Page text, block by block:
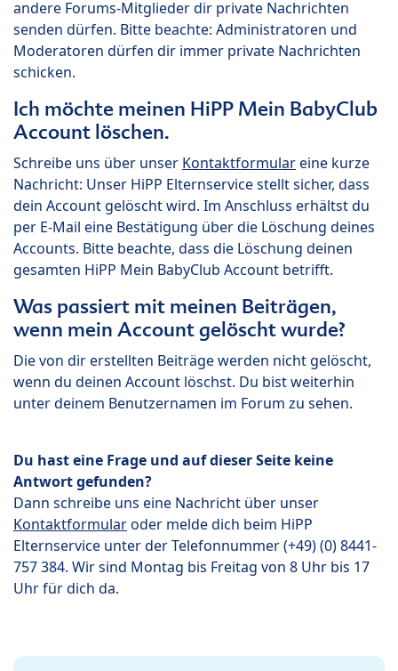
andere Forums-Mitglieder dir private Nachrichten
senden dürfen. Bitte beachte: Administratoren und
Moderatoren dürfen dir immer private Nachrichten
schicken.
Ich möchte meinen HiPP Mein BabyClub
Account löschen.
Schreibe uns über unser Kontaktformulareine kurze
Nachricht: Unser HiPP Elternservice stellt sicher, dass
dein Account gelöscht wird. Im Anschluss erhältst du
per E-Mail eine Bestätigung über die Löschung deines
Accounts. Bitte beachte, dass die Löschung deinen
gesamten HiPP Mein BabyClub Account betrifft.
Was passiert mit meinen Beiträgen,
wenn mein Account gelöscht wurde?
Die von dir erstellten Beiträge werden nicht gelöscht,
wenn du deinen Account löschst. Du bist weiterhin
unter deinem Benutzernamen im Forum zu sehen.
Du hast eine Frage und auf dieser Seite keine
Antwort gefunden?
Dann schreibe uns eine Nachricht über unser
Kontaktformularoder melde dich beim HiPP
Elternservice unter der Telefonnummer (+49) (0) 8441-
757 384. Wir sind Montag bis Freitag von 8 Uhr bis 17
Uhr für dich da.